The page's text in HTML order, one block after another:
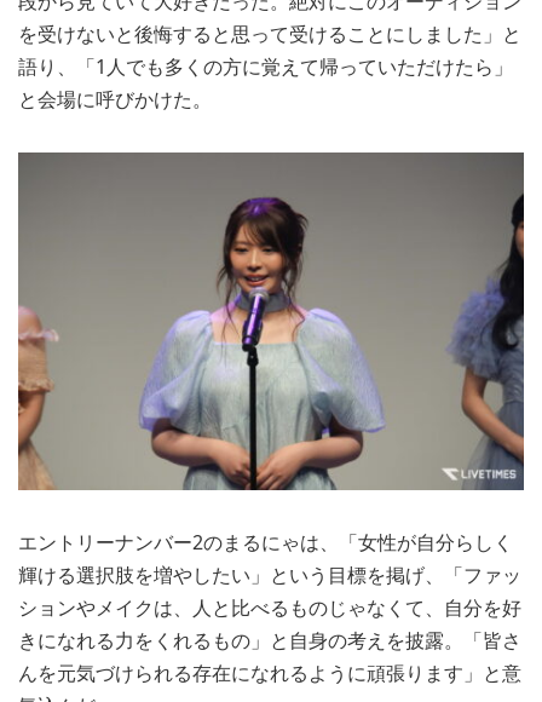
を受けないと後悔すると思って受けることにしました」と
語り、「1人でも多くの方に覚えて帰っていただけたら」
と会場に呼びかけた。
エントリーナンバー2のまるにゃは、「女性が自分らしく
輝ける選択肢を増やしたい」という目標を掲げ、「ファッ
ションやメイクは、人と比べるものじゃなくて、自分を好
きになれる力をくれるもの」と自身の考えを披露。「皆さ
んを元気づけられる存在になれるように頑張ります」と意